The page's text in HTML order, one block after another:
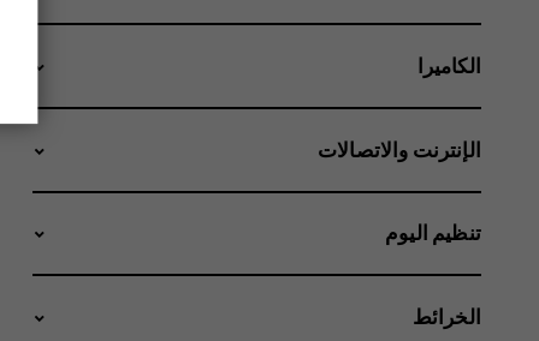
الكاميرا
الإنترنت والاتصالات
تنظيم اليوم
الخرائط